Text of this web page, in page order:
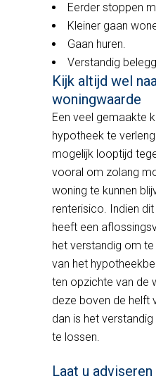
Eerder stoppen
Kleiner gaan
Gaan huren.
Verstandig
Kijk altijd wel
woningwaarde
Een veel gemaakte
hypotheek te
mogelijk looptijd
vooral om zolang
woning te kunnen
renterisico. Indien
heeft een
het verstandig om
van het
ten opzichte van de
deze boven de helft
dan is het
te lossen.
Laat u adviseren